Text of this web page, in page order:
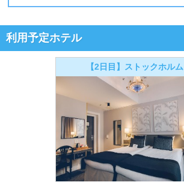
利用予定ホテル
【2日目】ストックホルム